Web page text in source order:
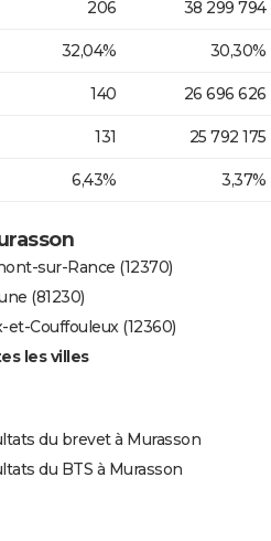
206 38 299 794
32,04% 30,30%
140 26 696 626
131 25 792 175
6,43% 3,37%
sur-Rance (12370)
(81230)
et-Couffouleux (12360)
les villes
du brevet à Murasson
du BTS à Murasson